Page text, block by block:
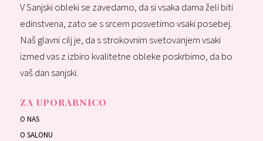
V Sanjski obleki se zavedamo, da si vsaka dama želi biti
edinstvena, zato se s srcem posvetimo vsaki posebej.
Naš glavni cilj je, da s strokovnim svetovanjem vsaki
izmed vas z izbiro kvalitetne obleke poskrbimo, da bo
vaš dan sanjski.
ZA UPORABNICO
O NAS
O SALONU